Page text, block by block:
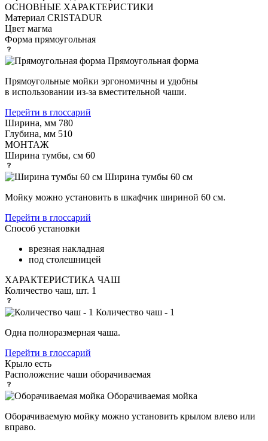
ОСНОВНЫЕ ХАРАКТЕРИСТИКИ
Материал CRISTADUR
Цвет магма
Форма прямоугольная
Прямоугольная форма
Прямоугольные мойки эргономичны и удобны
в использовании из-за вместительной чаши.
Перейти в глоссарий
Ширина, мм 780
Глубина, мм 510
МОНТАЖ
Ширина тумбы, см 60
Ширина тумбы 60 см
Мойку можно установить в шкафчик шириной 60 см.
Перейти в глоссарий
Способ установки
врезная накладная
под столешницей
ХАРАКТЕРИСТИКА ЧАШ
Количество чаш, шт. 1
Количество чаш - 1
Одна полноразмерная чаша.
Перейти в глоссарий
Крыло есть
Расположение чаши оборачиваемая
Оборачиваемая мойка
Оборачиваемую мойку можно установить крылом влево или
вправо.